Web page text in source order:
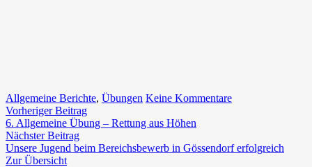
Allgemeine Berichte, Übungen Keine Kommentarezu
–
Beitragsnavigation
Vorheriger BeitragVorheriger
Beitrag:
6. Allgemeine Übung – Rettung aus Höhen
Nächster BeitragNächster
Beitrag:
Unsere Jugend beim Bereichsbewerb in Gössendorf erfolgreich
Zur Übersicht